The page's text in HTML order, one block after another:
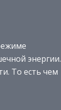
энергии.
То есть чем